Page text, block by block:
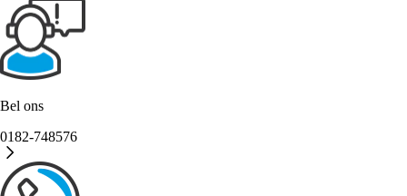
Bel ons
0182-748576